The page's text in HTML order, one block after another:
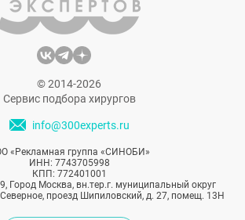
© 2014-2026
Сервис подбора хирургов
info@300experts.ru
«Рекламная группа «СИНОБИ»
ИНН: 7743705998
КПП: 772401001
Город Москва, вн.тер.г. муниципальный округ
проезд Шипиловский, д. 27, помещ. 13Н